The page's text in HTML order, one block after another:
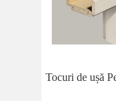
Tocuri de ușă